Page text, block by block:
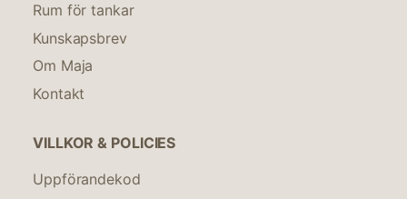
Rum för tankar
Kunskapsbrev
Om Maja
Kontakt
VILLKOR & POLICIES
Uppförandekod